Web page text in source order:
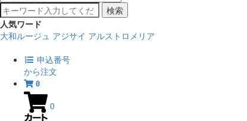
検索
人気ワード
大和ルージュ アジサイ アルストロメリア
申込番号
から注文
0
0